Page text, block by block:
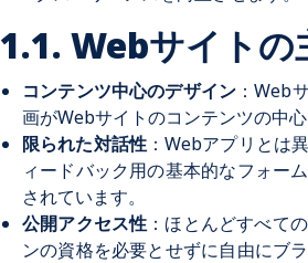
1.1. Webサイトの
コンテンツ中心のデザイン ：Web
画がWebサイトのコンテンツの中
限られた対話性 ：Webアプリとは
ィードバック用の基本的なフォー
されています。
公開アクセス性 ：ほとんどすべて
ンの資格を必要とせずに自由にブ